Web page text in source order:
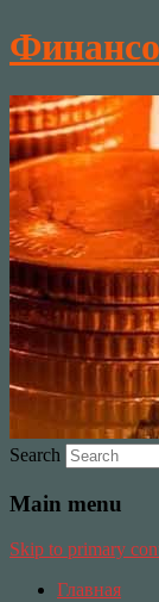
Search
Main menu
Skip to primary
Главная